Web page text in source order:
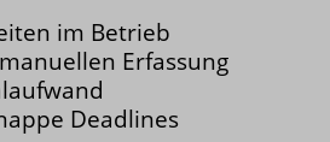
im Betrieb
Erfassung
Deadlines